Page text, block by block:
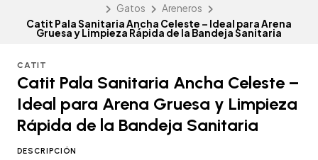
Gatos
Areneros
Catit Pala Sanitaria Ancha Celeste – Ideal para Arena
Gruesa y Limpieza Rápida de la Bandeja Sanitaria
CATIT
Catit Pala Sanitaria Ancha Celeste –
Ideal para Arena Gruesa y Limpieza
Rápida de la Bandeja Sanitaria
DESCRIPCIÓN